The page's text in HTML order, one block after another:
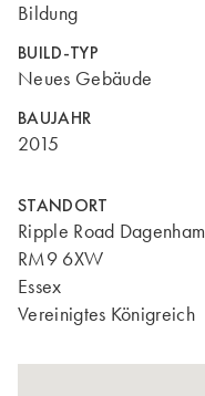
Bildung
BUILD-TYP
Neues Gebäude
BAUJAHR
2015
STANDORT
Ripple Road Dagenham
RM9 6XW
Essex
Vereinigtes Königreich